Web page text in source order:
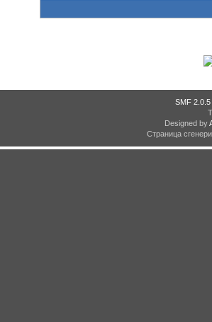
SMF 2.0.5
Designed by
Страница